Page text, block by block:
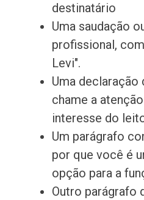
destinatário
Uma saudação
profissional,
Levi".
Uma declaração
chame a
interesse do
Um parágrafo
por que você é
opção para a
Outro parágrafo